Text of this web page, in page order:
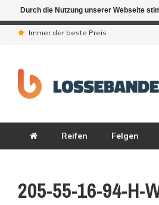
Immer der beste Preis
Reifen Felgen
205-55-16-94-H-
Durch die Nutzung unserer Webseite